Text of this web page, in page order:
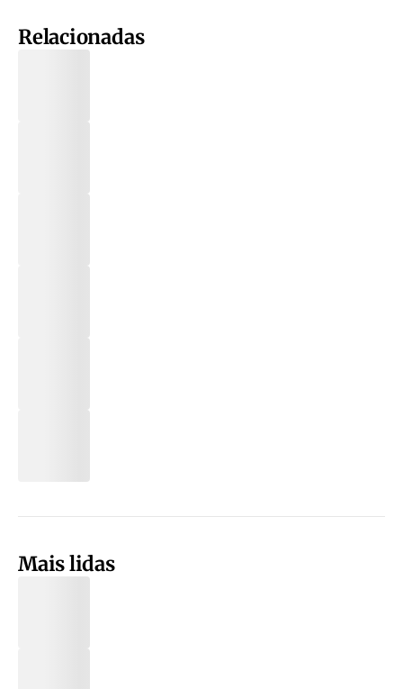
Relacionadas
Mais lidas